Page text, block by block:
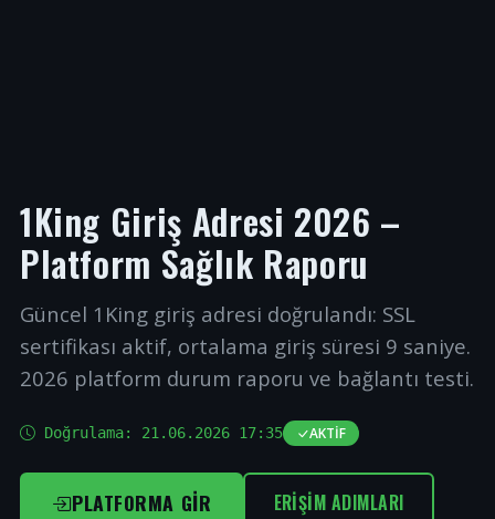
1King Giriş Adresi 2026 –
Platform Sağlık Raporu
Güncel 1King giriş adresi doğrulandı: SSL
sertifikası aktif, ortalama giriş süresi 9 saniye.
2026 platform durum raporu ve bağlantı testi.
Doğrulama: 21.06.2026 17:35 AKTIF
PLATFORMA GIR ERIŞIM ADIMLARI